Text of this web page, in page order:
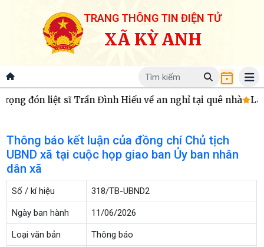
TRANG THÔNG TIN ĐIỆN TỬ
XÃ KỲ ANH
đón liệt sĩ Trần Đình Hiếu về an nghỉ tại quê nhà
Thông báo kết luận của đồng chí Chủ tịch
UBND xã tại cuộc họp giao ban Ủy ban nhân
dân xã
Số / kí hiệu 318/TB-UBND2
Ngày ban hành 11/06/2026
Loại văn bản Thông báo